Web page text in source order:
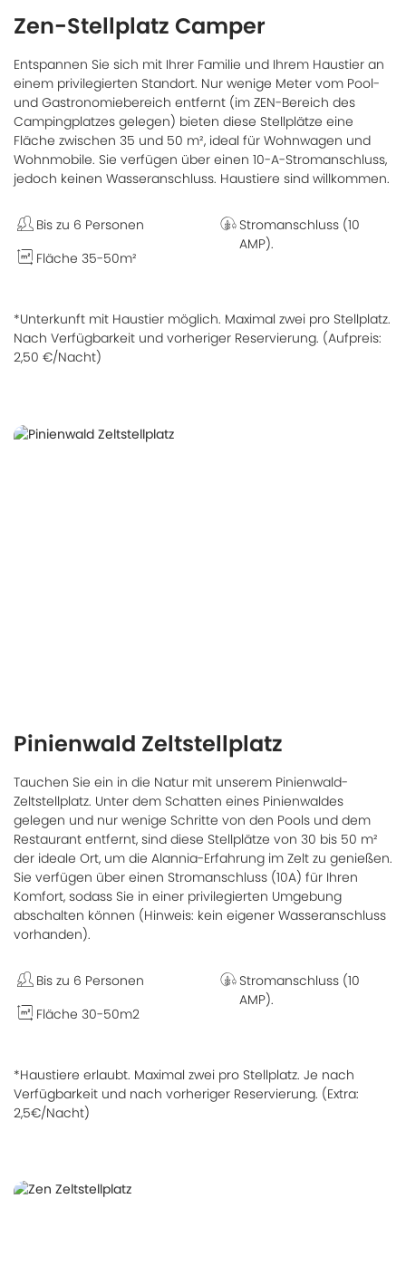
Zen-Stellplatz Camper
Entspannen Sie sich mit Ihrer Familie und Ihrem Haustier an
einem privilegierten Standort. Nur wenige Meter vom Pool-
und Gastronomiebereich entfernt (im ZEN-Bereich des
Campingplatzes gelegen) bieten diese Stellplätze eine
Fläche zwischen 35 und 50 m², ideal für Wohnwagen und
Wohnmobile. Sie verfügen über einen 10-A-Stromanschluss,
jedoch keinen Wasseranschluss. Haustiere sind willkommen.
Bis zu 6 Personen
Fläche 35-50m²
Stromanschluss (10
AMP).
*Unterkunft mit Haustier möglich. Maximal zwei pro Stellplatz.
Nach Verfügbarkeit und vorheriger Reservierung. (Aufpreis:
2,50 €/Nacht)
Pinienwald Zeltstellplatz
Tauchen Sie ein in die Natur mit unserem Pinienwald-
Zeltstellplatz. Unter dem Schatten eines Pinienwaldes
gelegen und nur wenige Schritte von den Pools und dem
Restaurant entfernt, sind diese Stellplätze von 30 bis 50 m²
der ideale Ort, um die Alannia-Erfahrung im Zelt zu genießen.
Sie verfügen über einen Stromanschluss (10A) für Ihren
Komfort, sodass Sie in einer privilegierten Umgebung
abschalten können (Hinweis: kein eigener Wasseranschluss
vorhanden).
Bis zu 6 Personen
Fläche 30-50m2
Stromanschluss (10
AMP).
*Haustiere erlaubt. Maximal zwei pro Stellplatz. Je nach
Verfügbarkeit und nach vorheriger Reservierung. (Extra:
2,5€/Nacht)